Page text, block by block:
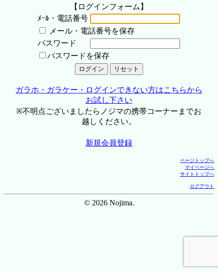
【ログインフォーム】
ﾒｰﾙ・電話番号
メール・電話番号を保存
パスワード
パスワードを保存
ガラホ・ガラケー・ログインできない方はこちらから
お試し下さい
※不明点ございましたらノジマの携帯コーナーまでお
越しください。
新規会員登録
ページトップへ
マイページへ
サイトトップへ
ログアウト
© 2026 Nojima.